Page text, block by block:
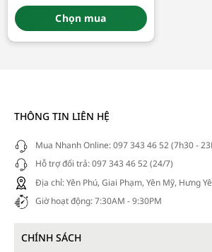
Chọn mua
THÔNG TIN LIÊN HỆ
Mua Nhanh Online: 097 343 46 52 (7h30 -
Hỗ trợ đổi trả: 097 343 46 52 (24/7)
Địa chỉ: Yên Phú, Giai Phạm, Yên Mỹ, Hưng
Giờ hoạt động: 7:30AM - 9:30PM
CHÍNH SÁCH